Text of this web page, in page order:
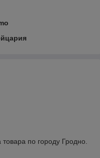
по городу Гродно.